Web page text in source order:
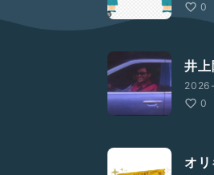
0
井
0
オ